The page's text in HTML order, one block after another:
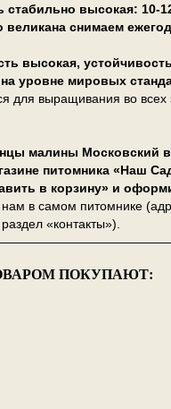
стабильно высокая: 10-
великана снимаем
высокая,
уровне мировых
для выращивания во всех
малины Московский
питомника «Наш
в корзину» и
нам в самом питомнике
«контакты»).
ПОКУПАЮТ: